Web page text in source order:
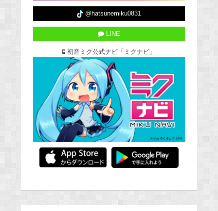
@hatsunemiku0831
LINE
初音ミク公式ナビ「ミクナビ」